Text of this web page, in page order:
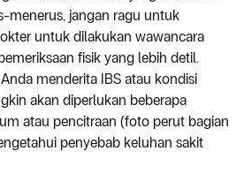
menerus, jangan ragu untuk
untuk dilakukan wawancara
fisik yang lebih detil.
menderita IBS atau kondisi
akan diperlukan beberapa
atau pencitraan (foto perut bagian
penyebab keluhan sakit